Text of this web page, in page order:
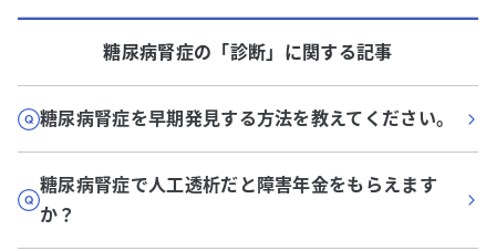
糖尿病腎症の「診断」に関する記事
糖尿病腎症を早期発見する方法を教えてください。
糖尿病腎症で人工透析だと障害年金をもらえます
か？